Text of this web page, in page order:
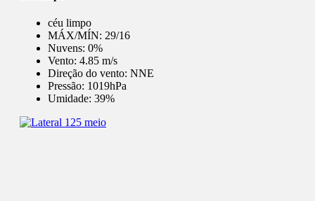
céu limpo
MÁX/MÍN: 29/16
Nuvens: 0%
Vento: 4.85 m/s
Direção do vento: NNE
Pressão: 1019hPa
Umidade: 39%